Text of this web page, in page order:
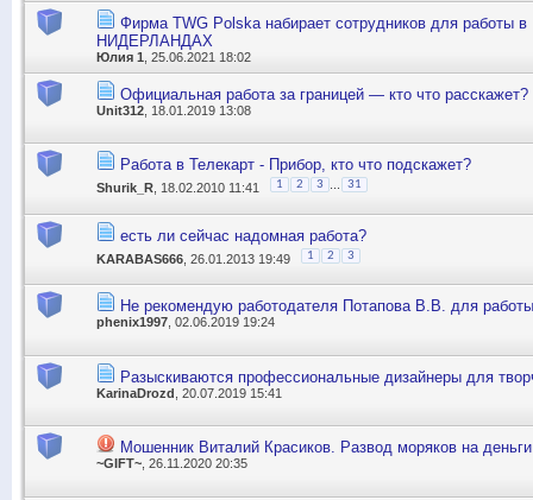
Фирма TWG Polska набирает сотрудников для
НИДЕРЛАНДАХ
Юлия 1, 25.06.2021 18:02
Официальная работа за границей — кто что расскажет?
Unit312 , 18.01.2019 13:08
Работа в Телекарт - Прибор, кто что подскажет?
Shurik_R , 18.02.2010 11:41 1 2 3 31
есть ли сейчас надомная работа?
KARABAS666 , 26.01.2013 19:49 1 2 3
Не рекомендую работодателя Потапова В.В. для
phenix1997 , 02.06.2019 19:24
Разыскиваются профессиональные дизайнеры для
KarinaDrozd , 20.07.2019 15:41
Мошенник Виталий Красиков. Развод моряков на
~GIFT~ , 26.11.2020 20:35